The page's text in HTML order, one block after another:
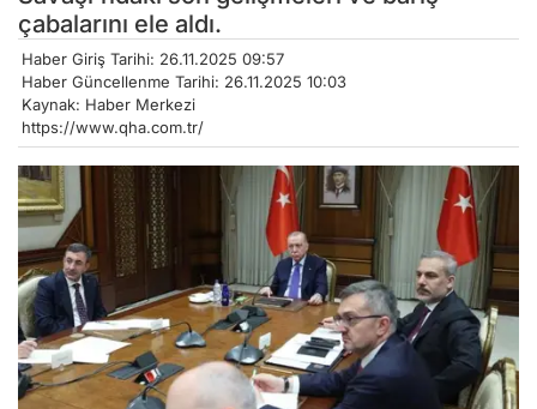
çabalarını ele aldı.
Haber Giriş Tarihi: 26.11.2025 09:57
Haber Güncellenme Tarihi: 26.11.2025 10:03
Kaynak: Haber Merkezi
https://www.qha.com.tr/